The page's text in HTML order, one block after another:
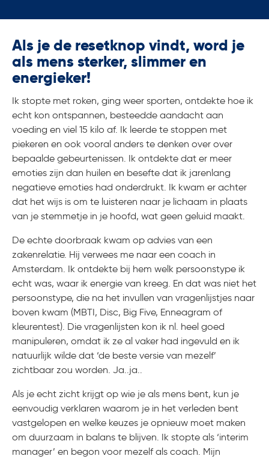
Als je de resetknop vindt, word je
als mens sterker, slimmer en
energieker!
Ik stopte met roken, ging weer sporten, ontdekte hoe ik
echt kon ontspannen, besteedde aandacht aan
voeding en viel 15 kilo af. Ik leerde te stoppen met
piekeren en ook vooral anders te denken over over
bepaalde gebeurtenissen. Ik ontdekte dat er meer
emoties zijn dan huilen en besefte dat ik jarenlang
negatieve emoties had onderdrukt. Ik kwam er achter
dat het wijs is om te luisteren naar je lichaam in plaats
van je stemmetje in je hoofd, wat geen geluid maakt.
De echte doorbraak kwam op advies van een
zakenrelatie. Hij verwees me naar een coach in
Amsterdam. Ik ontdekte bij hem welk persoonstype ik
echt was, waar ik energie van kreeg. En dat was niet het
persoonstype, die na het invullen van vragenlijstjes naar
boven kwam (MBTI, Disc, Big Five, Enneagram of
kleurentest). Die vragenlijsten kon ik nl. heel goed
manipuleren, omdat ik ze al vaker had ingevuld en ik
natuurlijk wilde dat ‘de beste versie van mezelf’
zichtbaar zou worden. Ja..ja..
Als je echt zicht krijgt op wie je als mens bent, kun je
eenvoudig verklaren waarom je in het verleden bent
vastgelopen en welke keuzes je opnieuw moet maken
om duurzaam in balans te blijven. Ik stopte als ‘interim
manager’ en begon voor mezelf als coach. Mijn